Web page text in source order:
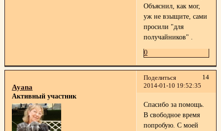
Объяснил, как мог,
уж не взыщите, сами
просили "для
получайников" .
0
Поделиться
14
2014-01-10 19:52:35
Ayana
Активный участник
Спасибо за помощь.
В свободное время
попробую. С моей